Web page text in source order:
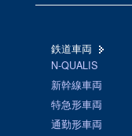
鉄道車両
N-QUALIS
新幹線車両
特急形車両
通勤形車両